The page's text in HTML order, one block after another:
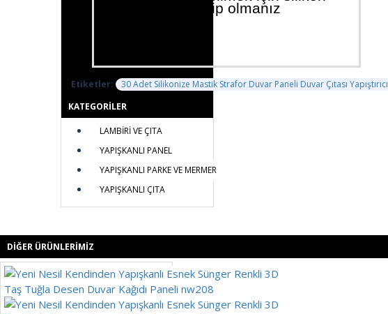
tabancasına sahip olmanız
Etiketler:
30 Adet Silikonize Mastik Strafor Duvar Paneli Duvar Çıtası
KATEGORILER
LAMBİRİ VE ÇITA
YAPIŞKANLI PANEL
YAPIŞKANLI PARKE VE MERMER
YAPIŞKANLI ÇITA
DIĞER ÜRÜNLERIMIZ